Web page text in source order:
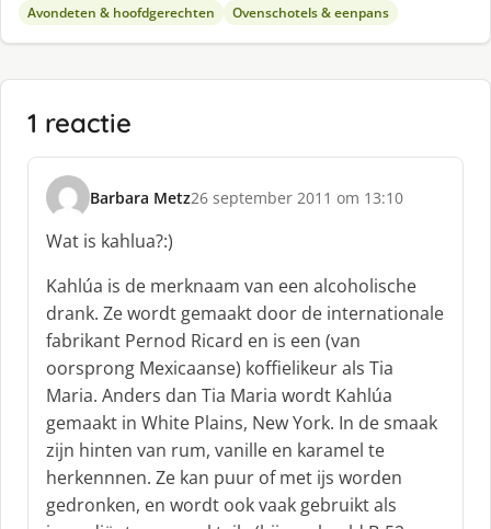
Avondeten & hoofdgerechten Ovenschotels & eenpans
1 reactie
Barbara Metz
s
c
h
r
e
f
:
26 september 2011 om 13:10
Wat is kahlua?:)
Kahlúa is de merknaam van een alcoholische
drank. Ze wordt gemaakt door de internationale
fabrikant Pernod Ricard en is een (van
oorsprong Mexicaanse) koffielikeur als Tia
Maria. Anders dan Tia Maria wordt Kahlúa
gemaakt in White Plains, New York. In de smaak
zijn hinten van rum, vanille en karamel te
herkennnen. Ze kan puur of met ijs worden
gedronken, en wordt ook vaak gebruikt als